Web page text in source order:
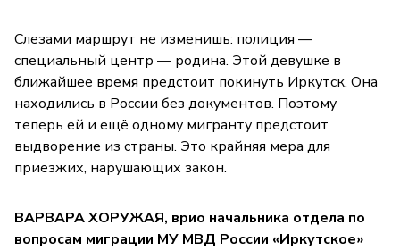
Слезами маршрут не изменишь: полиция —
специальный центр — родина. Этой девушке в
ближайшее время предстоит покинуть Иркутск. Она
находились в России без документов. Поэтому
теперь ей и ещё одному мигранту предстоит
выдворение из страны. Это крайняя мера для
приезжих, нарушающих закон.
ВАРВАРА ХОРУЖАЯ, врио начальника отдела по
вопросам миграции МУ МВД России «Иркутское»